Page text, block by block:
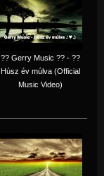
?? Gerry Music ?? - ??
Húsz év múlva (Official
Music Video)